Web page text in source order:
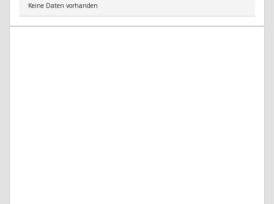
Keine Daten vorhanden